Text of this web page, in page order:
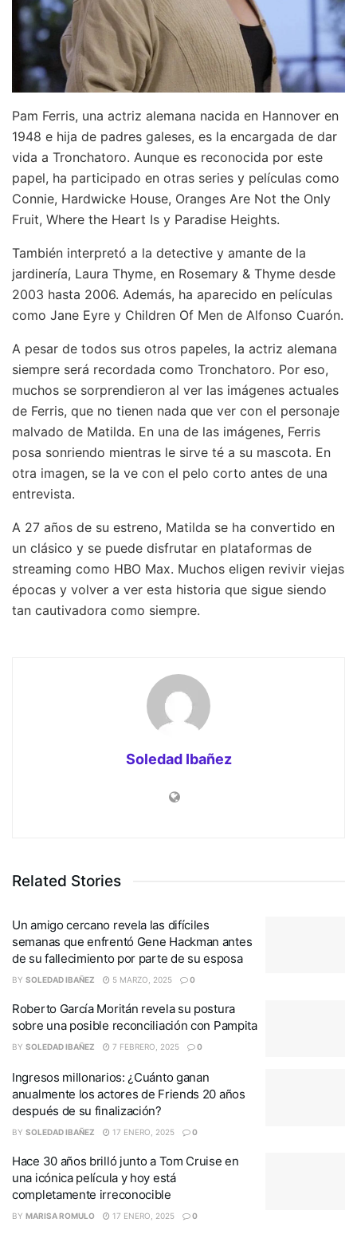
Pam Ferris, una actriz alemana nacida en Hannover en
1948 e hija de padres galeses, es la encargada de dar
vida a Tronchatoro. Aunque es reconocida por este
papel, ha participado en otras series y películas como
Connie, Hardwicke House, Oranges Are Not the Only
Fruit, Where the Heart Is y Paradise Heights.
También interpretó a la detective y amante de la
jardinería, Laura Thyme, en Rosemary & Thyme desde
2003 hasta 2006. Además, ha aparecido en películas
como Jane Eyre y Children Of Men de Alfonso Cuarón.
A pesar de todos sus otros papeles, la actriz alemana
siempre será recordada como Tronchatoro. Por eso,
muchos se sorprendieron al ver las imágenes actuales
de Ferris, que no tienen nada que ver con el personaje
malvado de Matilda. En una de las imágenes, Ferris
posa sonriendo mientras le sirve té a su mascota. En
otra imagen, se la ve con el pelo corto antes de una
entrevista.
A 27 años de su estreno, Matilda se ha convertido en
un clásico y se puede disfrutar en plataformas de
streaming como HBO Max. Muchos eligen revivir viejas
épocas y volver a ver esta historia que sigue siendo
tan cautivadora como siempre.
Soledad Ibañez
Related Stories
Un amigo cercano revela las difíciles
semanas que enfrentó Gene Hackman antes
de su fallecimiento por parte de su esposa
BY SOLEDAD IBAÑEZ 5 MARZO, 2025 0
Roberto García Moritán revela su postura
sobre una posible reconciliación con Pampita
BY SOLEDAD IBAÑEZ 7 FEBRERO, 2025 0
Ingresos millonarios: ¿Cuánto ganan
anualmente los actores de Friends 20 años
después de su finalización?
BY SOLEDAD IBAÑEZ 17 ENERO, 2025 0
Hace 30 años brilló junto a Tom Cruise en
una icónica película y hoy está
completamente irreconocible
BY MARISA ROMULO 17 ENERO, 2025 0